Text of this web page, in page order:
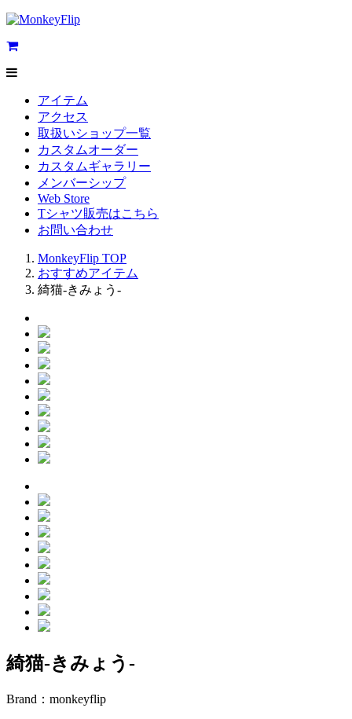
アイテム
アクセス
取扱いショップ一覧
カスタムオーダー
カスタムギャラリー
メンバーシップ
Web Store
Tシャツ販売はこちら
お問い合わせ
MonkeyFlip TOP
おすすめアイテム
綺猫-きみょう-
綺猫-きみょう-
Brand： monkeyflip